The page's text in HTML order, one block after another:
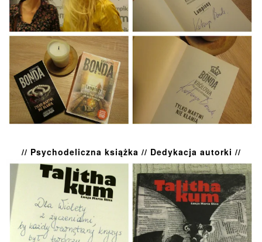
// Psychodeliczna książka // Dedykacja autorki //